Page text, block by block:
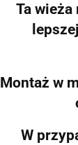
Ta
Montaż w
W